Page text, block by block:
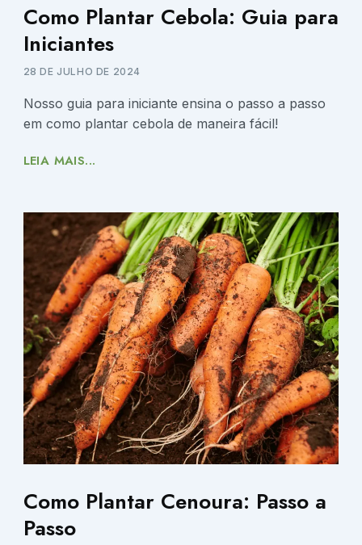
Como Plantar Cebola: Guia para
Iniciantes
28 DE JULHO DE 2024
Nosso guia para iniciante ensina o passo a passo
em como plantar cebola de maneira fácil!
LEIA MAIS...
Como Plantar Cenoura: Passo a
Passo